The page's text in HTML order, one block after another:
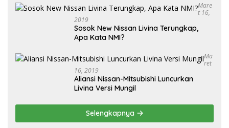
Mare
T 16,
2019
Sosok New Nissan Livina Terungkap,
Apa Kata NMI?
Ma
Ret
16, 2019
Aliansi Nissan-Mitsubishi Luncurkan
Livina Versi Mungil
Selengkapnya